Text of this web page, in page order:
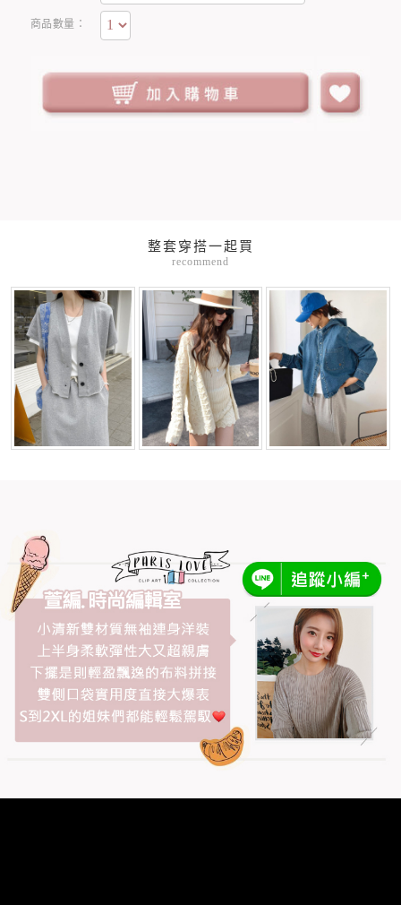
商品數量：
整套穿搭一起買
recommend